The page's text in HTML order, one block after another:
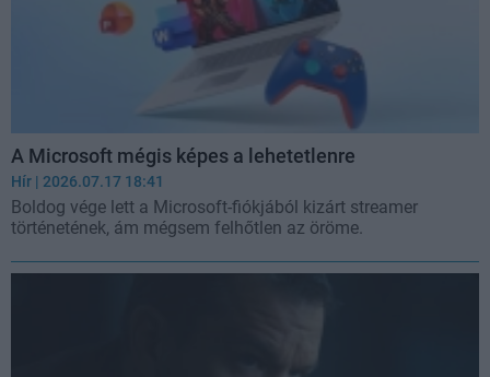
A Microsoft mégis képes a lehetetlenre
Hír | 2026.07.17 18:41
Boldog vége lett a Microsoft-fiókjából kizárt streamer
történetének, ám mégsem felhőtlen az öröme.